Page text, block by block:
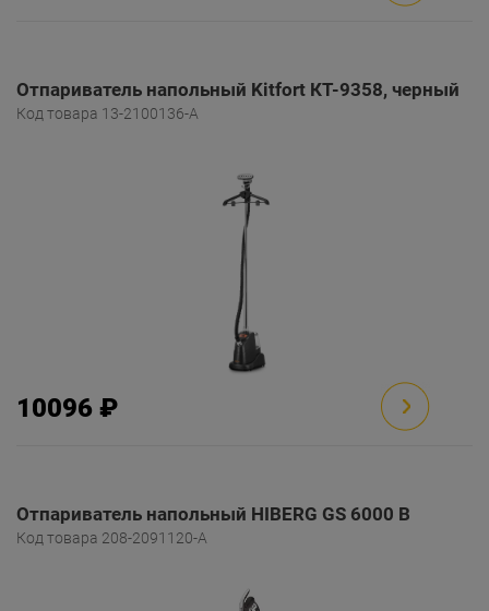
Отпариватель напольный Kitfort КТ-9358, черный
Код товара 13-2100136-A
10096 ₽
Отпариватель напольный HIBERG GS 6000 B
Код товара 208-2091120-A